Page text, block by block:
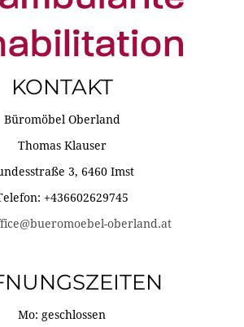
KONTAKT
Büromöbel Oberland
Thomas Klauser
3, 6460 Imst
+436602629745
oberland.at
Mo: geschlossen